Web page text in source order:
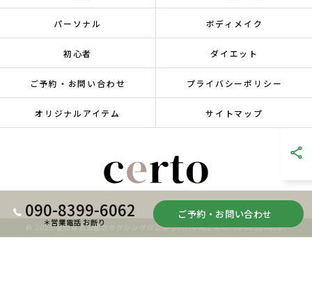
090-8399-6062
＊営業電話 お断り
ご予約・お問い合わせ
パーソナル ボディメイク
初心者 ダイエット
ご予約・お問い合わせ プライバシーポリシー
オリジナルアイテム サイトマップ
© 2026 愛知県名古屋のボクシングジムならcerto ALL RIGHTS RESERVED.